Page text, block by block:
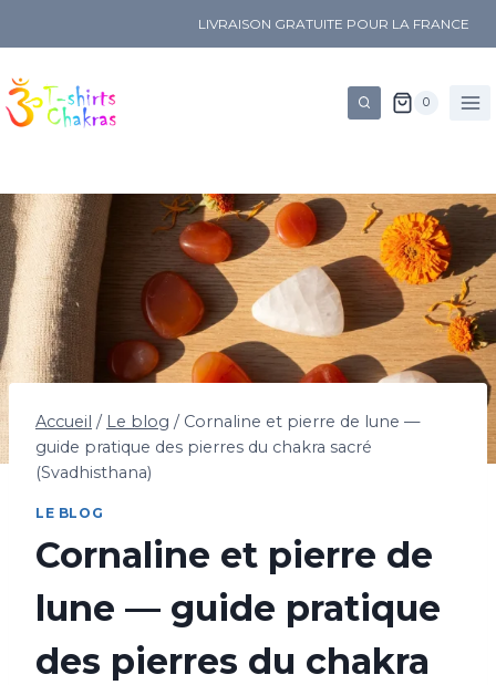
LIVRAISON GRATUITE POUR LA FRANCE
0
Accueil / Le blog / Cornaline et pierre de lune —
guide pratique des pierres du chakra sacré
(Svadhisthana)
LE BLOG
Cornaline et pierre de
lune — guide pratique
des pierres du chakra